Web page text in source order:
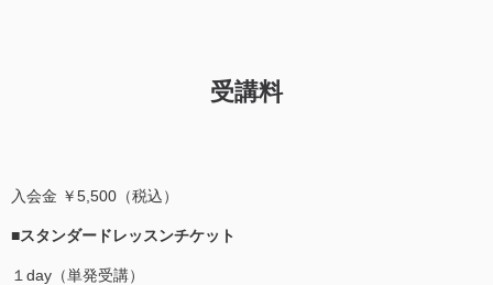
受講料
入会金 ￥5,500（税込）
■スタンダードレッスンチケット
１day（単発受講）